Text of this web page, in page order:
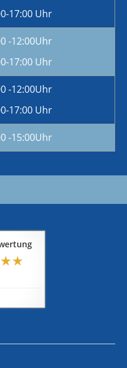
17:00 Uhr
-12:00Uhr
17:00 Uhr
-12:00Uhr
17:00 Uhr
-15:00Uhr